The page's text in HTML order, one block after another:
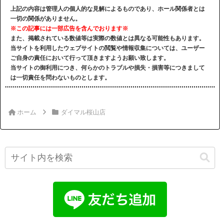
上記の内容は管理人の個人的な見解によるものであり、ホール関係者とは
一切の関係がありません。
※この記事には一部広告を含んでおります※
また、掲載されている数値等は実際の数値とは異なる可能性もあります。
当サイトを利用したウェブサイトの閲覧や情報収集については、ユーザー
ご自身の責任において行って頂きますようお願い致します。
当サイトの御利用につき、何らかのトラブルや損失・損害等につきまして
は一切責任を問わないものとします。
ホーム ダイマル桜山店